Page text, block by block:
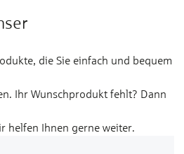
die Sie einfach und bequem
Ihr Wunschprodukt fehlt? Dann
helfen Ihnen gerne weiter.